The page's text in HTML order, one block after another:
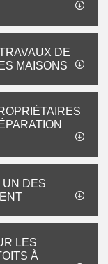
DE
MAISONS
UN DES
LES
À